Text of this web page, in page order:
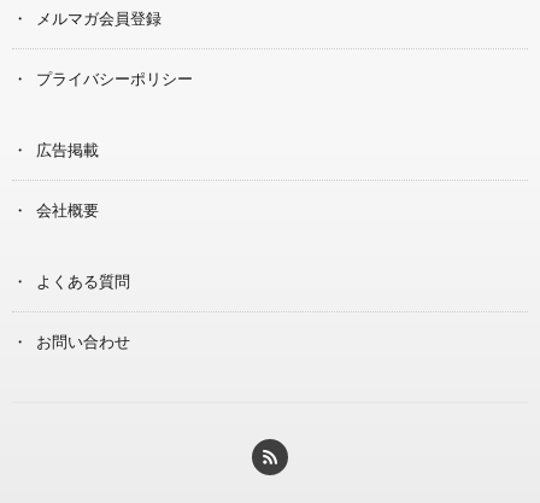
メルマガ会員登録
プライバシーポリシー
広告掲載
会社概要
よくある質問
お問い合わせ